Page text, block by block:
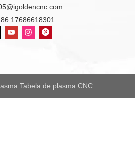
17686618301
Tabela de plasma CNC